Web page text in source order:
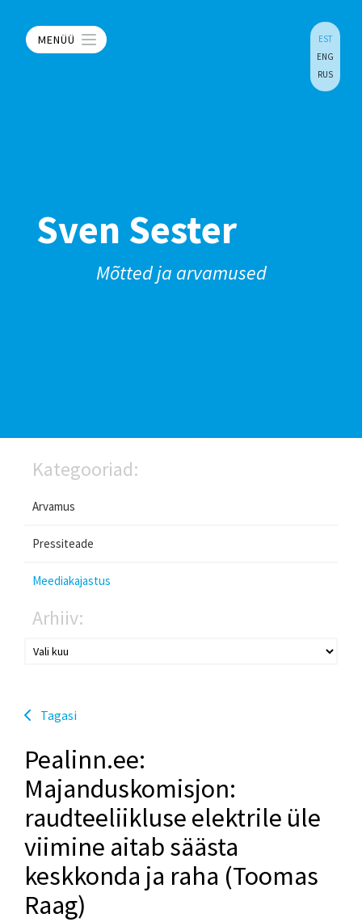
MENÜÜ
EST
ENG
RUS
Sven Sester
Mõtted ja arvamused
Kategooriad:
Arvamus
Pressiteade
Meediakajastus
Arhiiv:
Tagasi
Pealinn.ee:
Majanduskomisjon:
raudteeliikluse elektrile üle
viimine aitab säästa
keskkonda ja raha (Toomas
Raag)